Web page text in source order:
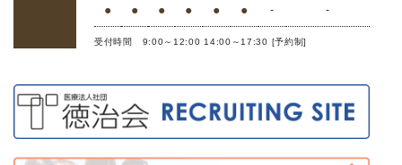
● ● ● ● ● ● - -
受付時間 9:00～12:00 14:00～17:30 [予約制]